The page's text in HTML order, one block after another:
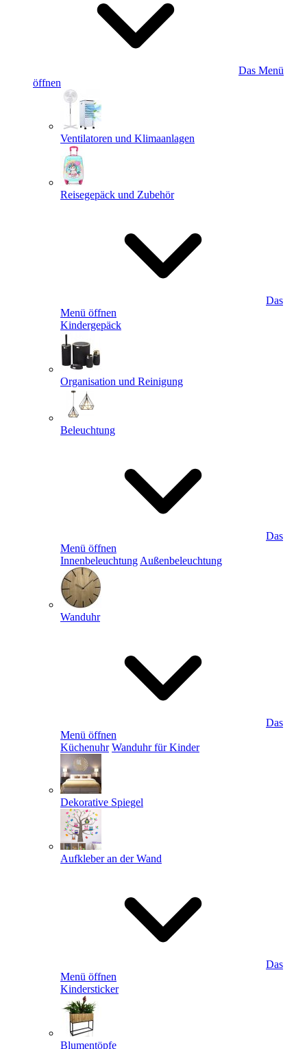
Das Menü
öffnen
Ventilatoren und Klimaanlagen
Reisegepäck und Zubehör
Das
Menü öffnen
Kindergepäck
Organisation und Reinigung
Beleuchtung
Das
Menü öffnen
Innenbeleuchtung Außenbeleuchtung
Wanduhr
Das
Menü öffnen
Küchenuhr Wanduhr für Kinder
Dekorative Spiegel
Aufkleber an der Wand
Das
Menü öffnen
Kindersticker
Blumentöpfe